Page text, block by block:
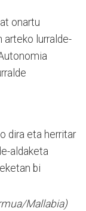
onartu
arteko lurralde-
dira eta herritar
aldaketa
bi
Mallabia)